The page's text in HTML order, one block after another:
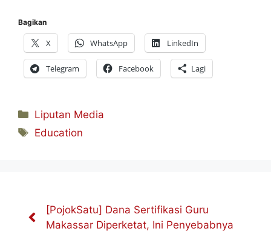
Bagikan
X WhatsApp LinkedIn
Telegram Facebook Lagi
Kategori
Liputan Media
Tag
Education
[PojokSatu] Dana Sertifikasi Guru
Makassar Diperketat, Ini Penyebabnya